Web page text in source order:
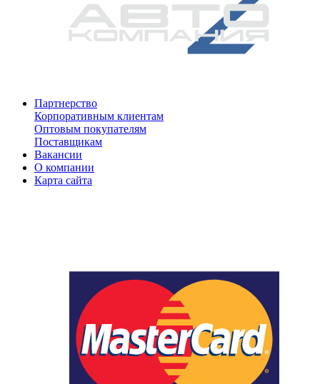
Партнерство
Корпоративным клиентам
Оптовым покупателям
Поставщикам
Вакансии
О компании
Карта сайта